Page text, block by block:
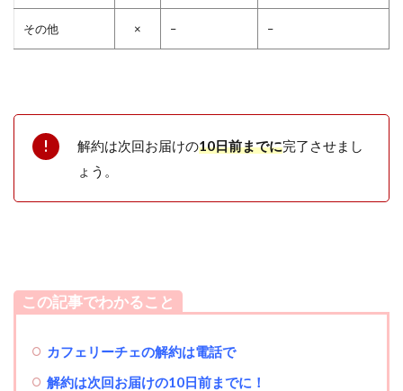
その他 × – –
解約は次回お届けの10日前までに完了させまし
ょう。
この記事でわかること
カフェリーチェの解約は電話で
解約は次回お届けの10日前までに！